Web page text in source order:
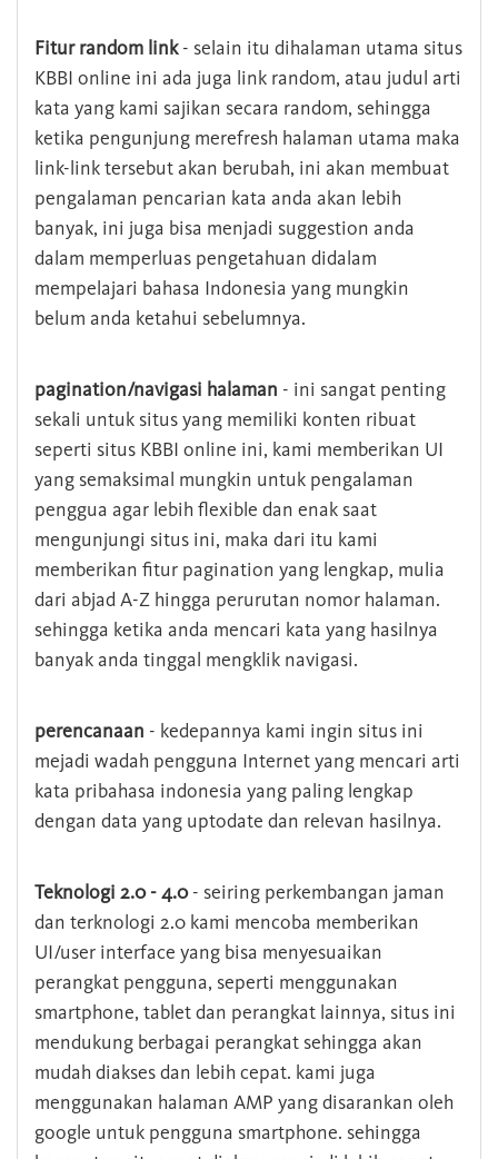
Fitur random link- selain itu dihalaman utama situs
KBBI online ini ada juga link random, atau judul arti
kata yang kami sajikan secara random, sehingga
ketika pengunjung merefresh halaman utama maka
link-link tersebut akan berubah, ini akan membuat
pengalaman pencarian kata anda akan lebih
banyak, ini juga bisa menjadi suggestion anda
dalam memperluas pengetahuan didalam
mempelajari bahasa Indonesia yang mungkin
belum anda ketahui sebelumnya.
pagination/navigasi halaman - ini sangat penting
sekali untuk situs yang memiliki konten ribuat
seperti situs KBBI online ini, kami memberikan UI
yang semaksimal mungkin untuk pengalaman
penggua agar lebih flexible dan enak saat
mengunjungi situs ini, maka dari itu kami
memberikan fitur pagination yang lengkap, mulia
dari abjad A-Z hingga perurutan nomor halaman.
sehingga ketika anda mencari kata yang hasilnya
banyak anda tinggal mengklik navigasi.
perencanaan - kedepannya kami ingin situs ini
mejadi wadah pengguna Internet yang mencari arti
kata pribahasa indonesia yang paling lengkap
dengan data yang uptodate dan relevan hasilnya.
Teknologi 2.0 - 4.0- seiring perkembangan jaman
dan terknologi 2.0 kami mencoba memberikan
UI/user interface yang bisa menyesuaikan
perangkat pengguna, seperti menggunakan
smartphone, tablet dan perangkat lainnya, situs ini
mendukung berbagai perangkat sehingga akan
mudah diakses dan lebih cepat. kami juga
menggunakan halaman AMP yang disarankan oleh
google untuk pengguna smartphone. sehingga